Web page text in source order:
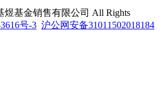
煜基金销售有限公司 All Rights
号-3 沪公网安备31011502018184